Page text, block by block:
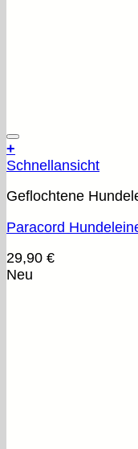
+
Schnellansicht
Geflochtene
Paracord
29,90 €
Neu